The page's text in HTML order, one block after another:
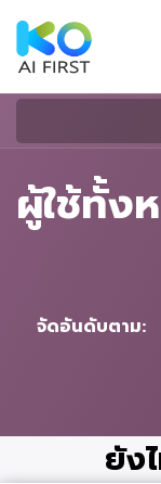
Skip to Content
ผู้ใช้ทั้ง
จัดอันดับตาม:
ยัง